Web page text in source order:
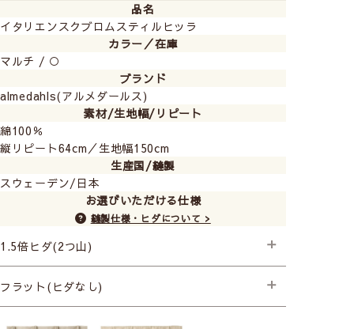
品名
イタリエンスクブロムスティルヒッラ
カラー／在庫
マルチ / ○
ブランド
almedahls(アルメダールス)
素材/生地幅/リピート
綿100％
縦リピート64cm／生地幅150cm
生産国/縫製
スウェーデン/日本
お選びいただける仕様
縫製仕様・ヒダについて >
1.5倍ヒダ(2つ山)
├プレミアム縫製
フラット(ヒダなし)
├プレミアム縫製